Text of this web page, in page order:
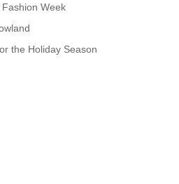
Week
the Holiday Season